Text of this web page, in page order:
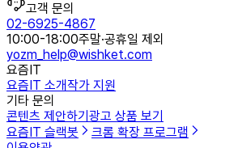
고객 문의
02-6925-4867
10:00-18:00주말·공휴일 제외
yozm_help@wishket.com
요즘IT
요즘IT 소개작가 지원
기타 문의
콘텐츠 제안하기 광고 상품 보기
요즘IT 슬랙봇
크롬 확장 프로그램